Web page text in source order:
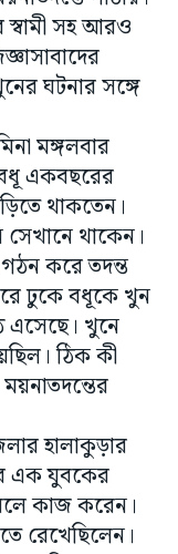
স্বামী সহ আরও
ঘটনার সঙ্গে
মঙ্গলবার
একবছরের
থাকতেন।
সেখানে থাকেন।
করে তদন্ত
ঢুকে বধূকে খুন
এসেছে। খুনে
ঠিক কী
হালাকুড়ার
এক যুবকের
কাজ করেন।
রেখেছিলেন।